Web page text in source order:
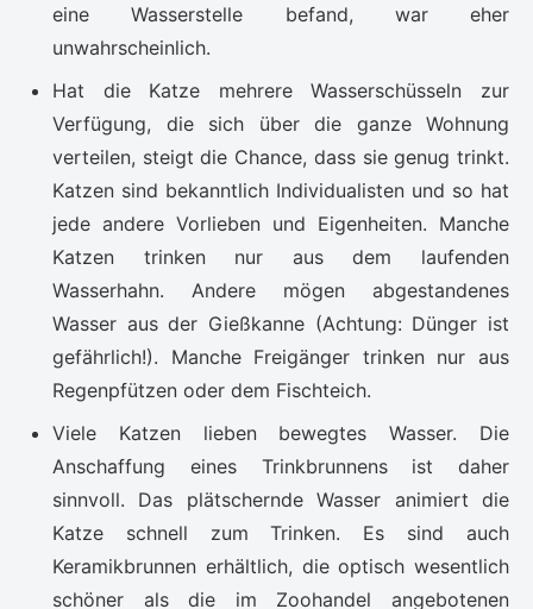
eine Wasserstelle befand, war eher
unwahrscheinlich.
Hat die Katze mehrere Wasserschüsseln zur
Verfügung, die sich über die ganze Wohnung
verteilen, steigt die Chance, dass sie genug trinkt.
Katzen sind bekanntlich Individualisten und so hat
jede andere Vorlieben und Eigenheiten. Manche
Katzen trinken nur aus dem laufenden
Wasserhahn. Andere mögen abgestandenes
Wasser aus der Gießkanne (Achtung: Dünger ist
gefährlich!). Manche Freigänger trinken nur aus
Regenpfützen oder dem Fischteich.
Viele Katzen lieben bewegtes Wasser. Die
Anschaffung eines Trinkbrunnens ist daher
sinnvoll. Das plätschernde Wasser animiert die
Katze schnell zum Trinken. Es sind auch
Keramikbrunnen erhältlich, die optisch wesentlich
schöner als die im Zoohandel angebotenen